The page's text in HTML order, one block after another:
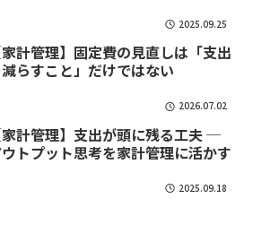
2025.09.25
家計管理】固定費の見直しは「支出
らすこと」だけではない
2026.07.02
家計管理】支出が頭に残る工夫 ─
トプット思考を家計管理に活かす
2025.09.18